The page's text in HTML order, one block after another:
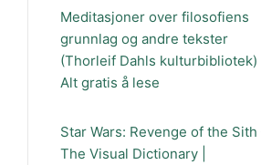
Meditasjoner over filosofiens
grunnlag og andre tekster
(Thorleif Dahls kulturbibliotek)
Alt gratis å lese
Star Wars: Revenge of the Sith
The Visual Dictionary |